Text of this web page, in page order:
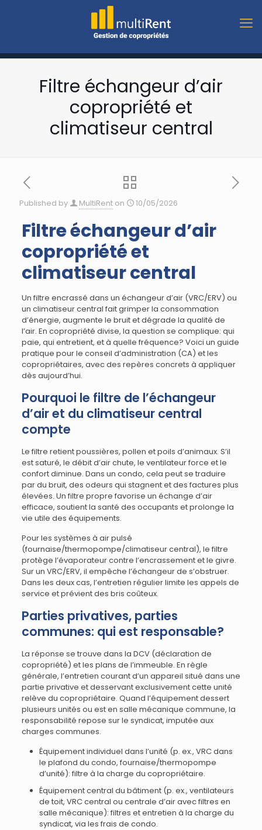
Filtre échangeur d’air
copropriété et
climatiseur central
Published by MultiRent on 10/05/2026
Filtre échangeur d’air
copropriété et
climatiseur central
Un filtre encrassé dans un échangeur d’air (VRC/ERV) ou
un climatiseur central fait grimper la consommation
d’énergie, augmente le bruit et dégrade la qualité de
l’air. En copropriété divise, la question se complique: qui
paie, qui entretient, et à quelle fréquence? Voici un guide
pratique pour le conseil d’administration (CA) et les
copropriétaires, avec des repères concrets à appliquer
dès aujourd’hui.
Pourquoi le filtre de l’échangeur
d’air et du climatiseur central
compte
Le filtre retient poussières, pollen et poils d’animaux. S’il
est saturé, le débit d’air chute, le ventilateur force et le
confort diminue. Dans un condo, cela peut se traduire
par du bruit, des odeurs qui stagnent et des factures plus
élevées. Un filtre propre favorise un échange d’air
efficace, soutient la santé des occupants et prolonge la
vie utile des équipements.
Pour les systèmes à air pulsé
(fournaise/thermopompe/climatiseur central), le filtre
protège l’évaporateur contre l’encrassement et le givre.
Sur un VRC/ERV, il empêche l’échangeur de s’obstruer.
Dans les deux cas, l’entretien régulier limite les appels de
service et prévient des bris coûteux.
Parties privatives, parties
communes: qui est responsable?
La réponse se trouve dans la DCV (déclaration de
copropriété) et les plans de l’immeuble. En règle
générale, l’entretien courant d’un appareil situé dans une
partie privative et desservant exclusivement cette unité
relève du copropriétaire. Quand l’équipement dessert
plusieurs unités ou est en salle mécanique commune, la
responsabilité repose sur le syndicat, imputée aux
charges communes.
Équipement individuel dans l’unité (p. ex., VRC dans
le plafond du condo, fournaise/thermopompe
d’unité): filtre à la charge du copropriétaire.
Équipement central du bâtiment (p. ex., ventilateurs
de toit, VRC central ou centrale d’air avec filtres en
salle mécanique): filtres et entretien à la charge du
syndicat, via les frais de condo.